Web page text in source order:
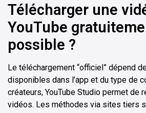
Télécharger une
YouTube
possible ?
Le téléchargement “officiel” dépend
disponibles dans l’app et du type de
créateurs, YouTube Studio permet de
vidéos. Les méthodes via sites tiers